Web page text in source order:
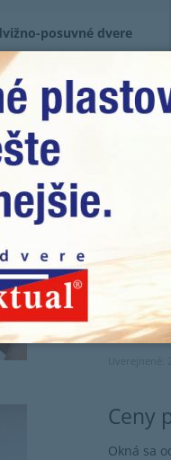
posuvné dvere
Ako
pri
Akým
komôr
Ceny
Okná sa